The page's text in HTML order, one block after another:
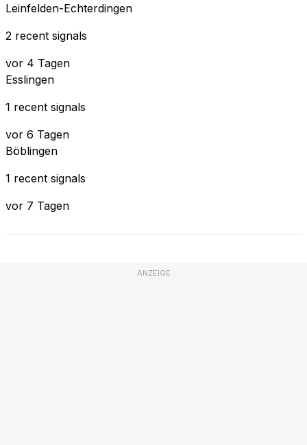
Leinfelden-Echterdingen
2 recent signals
vor 4 Tagen
Esslingen
1 recent signals
vor 6 Tagen
Böblingen
1 recent signals
vor 7 Tagen
ANZEIGE